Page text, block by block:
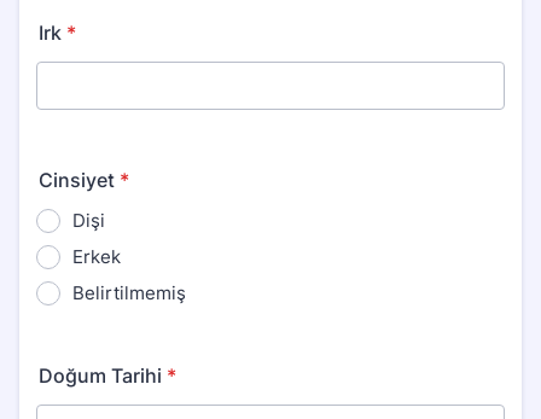
Irk *
Cinsiyet *
Dişi
Erkek
Belirtilmemiş
Doğum Tarihi *